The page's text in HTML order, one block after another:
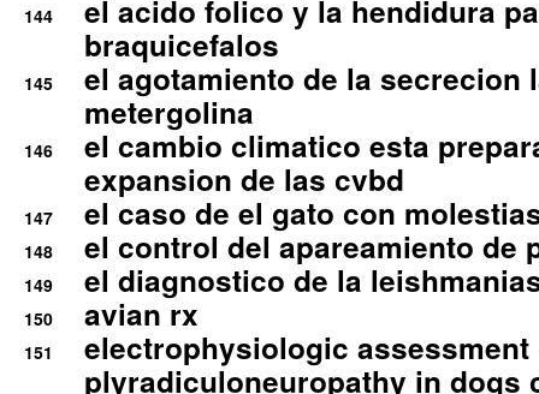
144
el acido folico y la hendidura
braquicefalos
145
el agotamiento de la secrecion
metergolina
146
el cambio climatico esta
expansion de las cvbd
147 el caso de el gato con
148 el control del apareamiento de
149 el diagnostico de la
150 avian rx
151
electrophysiologic assessment
plyradiculoneuropathy in dogs